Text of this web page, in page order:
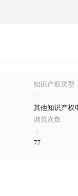
知识产权类型
：
其他知识产权
浏览次数
：
77